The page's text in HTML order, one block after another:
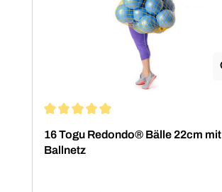
16 Togu Redondo® Bälle 22cm mit
Ballnetz